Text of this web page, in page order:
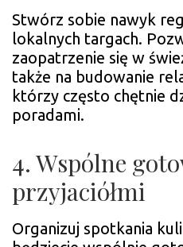
Stwórz sobie nawyk
lokalnych targach.
zaopatrzenie się w
także na budowanie
którzy często chętnie
poradami.
4. Wspólne
przyjaciółmi
Organizuj spotkania